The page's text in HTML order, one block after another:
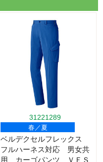
31221289
春／夏
ベルデクセルフレックス
フルハーネス対応 男女共
用 カーゴパンツ ＶＥＳ